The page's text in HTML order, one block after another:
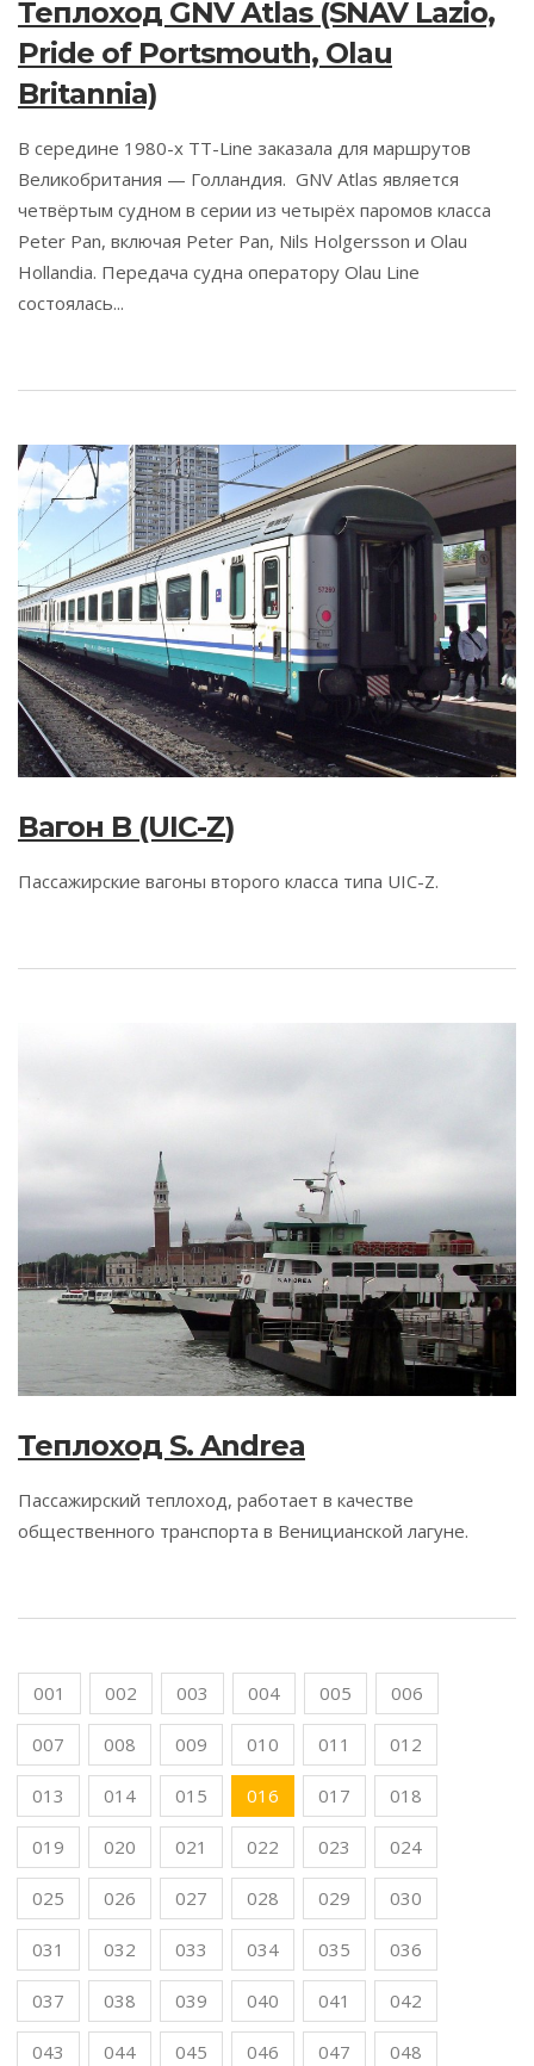
Теплоход GNV Atlas (SNAV Lazio,
Pride of Portsmouth, Olau
Britannia)
В середине 1980-х TT-Line заказала для маршрутов
Великобритания — Голландия. GNV Atlas является
четвёртым судном в серии из четырёх паромов класса
Peter Pan, включая Peter Pan, Nils Holgersson и Olau
Hollandia. Передача судна оператору Olau Line
состоялась...
Вагон B (UIC-Z)
Пассажирские вагоны второго класса типа UIC-Z.
Теплоход S. Andrea
Пассажирский теплоход, работает в качестве
общественного транспорта в Веницианской лагуне.
001 002 003 004 005 006
007 008 009 010 011 012
013 014 015 016 017 018
019 020 021 022 023 024
025 026 027 028 029 030
031 032 033 034 035 036
037 038 039 040 041 042
043 044 045 046 047 048